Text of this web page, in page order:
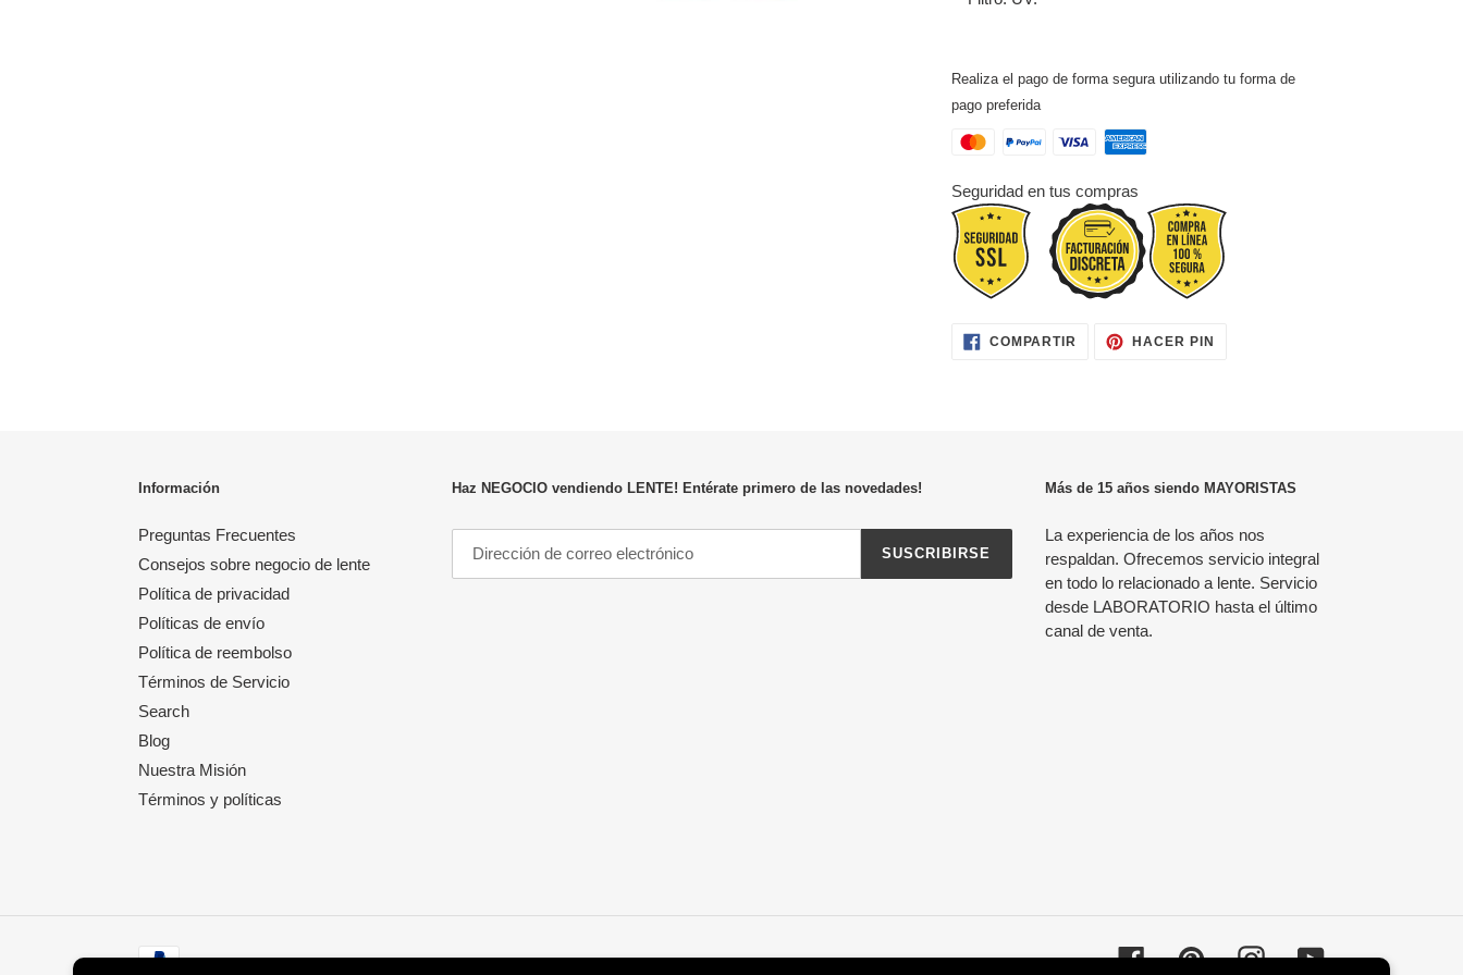
Realiza el pago de forma segura utilizando tu forma de
pago preferida
Seguridad en tus compras
COMPARTIR COMPARTIRHACER PIN
Información
Preguntas Frecuentes
Consejos sobre negocio de lente
Política de privacidad
Políticas de envío
Política de reembolso
Términos de Servicio
Search
Blog
Nuestra Misión
Términos y políticas
Haz NEGOCIO vendiendo LENTE! Entérate primero de las novedades!
SUSCRIBIRSE
Más de 15 años siendo MAYORISTAS
La experiencia de los años nos
respaldan. Ofrecemos servicio integral
en todo lo relacionado a lente. Servicio
desde LABORATORIO hasta el último
canal de venta.
Métodos
FacebookPinterestInstagramYouTube